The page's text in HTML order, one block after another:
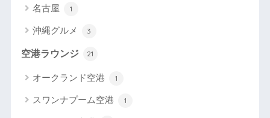
名古屋 1
沖縄グルメ 3
空港ラウンジ 21
オークランド空港 1
スワンナプーム空港 1